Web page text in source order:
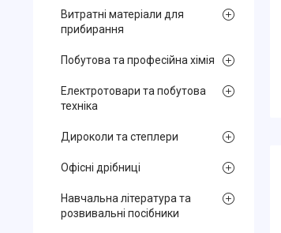
Витратні матеріали для
прибирання
Побутова та професійна хімія
Електротовари та побутова
техніка
Дироколи та степлери
Офісні дрібниці
Навчальна література та
розвивальні посібники